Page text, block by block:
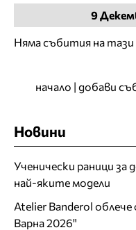
9
Няма събития на
начало | добави
Новини
Ученически раници за
най-яките модели
Atelier Banderol
Варна 2026"